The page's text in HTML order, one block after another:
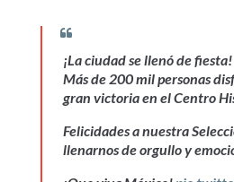
¡La ciudad se llenó de fiesta!
Más de 200 mil personas
gran victoria en el Centro
Felicidades a nuestra
llenarnos de orgullo y